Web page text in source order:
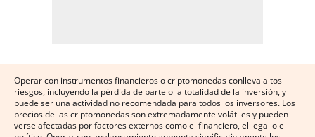
Operar con instrumentos financieros o criptomonedas conlleva altos
riesgos, incluyendo la pérdida de parte o la totalidad de la inversión, y
puede ser una actividad no recomendada para todos los inversores. Los
precios de las criptomonedas son extremadamente volátiles y pueden
verse afectadas por factores externos como el financiero, el legal o el